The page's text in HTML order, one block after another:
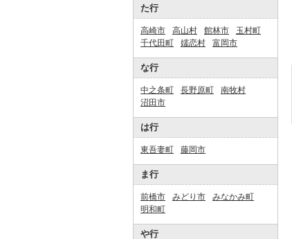
た行
高崎市 高山村 館林市
玉村町
千代田町
嬬恋村 富岡市
な行
中之条町 長野原町
南牧村
沼田市
は行
東吾妻町 藤岡市
ま行
前橋市 みどり市
みなかみ町
明和町
や行